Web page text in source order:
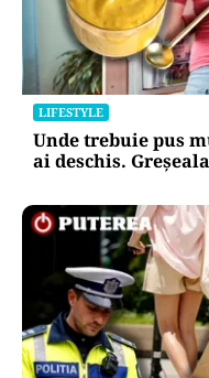
LIFESTYLE
Unde trebuie pus
ai deschis.